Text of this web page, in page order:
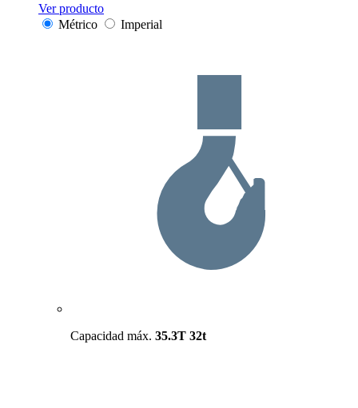
Ver producto
Métrico
Imperial
Capacidad máx. 35.3T 32t